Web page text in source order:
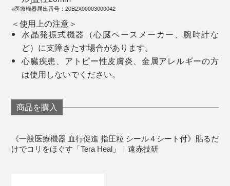
り押さえなくなった。
首肩こり解消はないが、悪化して頭痛が伴うことは
なかった。首は回りやすくなった。
装着後半日ほどで肩こりが治った。
仰向けに寝ると、寝返りや起き上がるときに痛みが
あったが、かなり軽減され、仰向けで問題無く眠れ
洗い物をしている際、中断して腰を伸ばしたり膝を
曲げて腰の負担を減らして作業していたのが、何も
後ろに反るのはまだ怖さがあるが、前屈は怖くなく
なった。
朝の身体が軽く感じるはずです。
目の疲れを感じたら、こめかみにある「太陽」というツ
ボに貼るのもおすすめ。
30分もすると、左足のみ冷えが緩んできて、右足はキン
キンに冷えたまま。
もちろん、熱を加えるわけではないので、ぽっかぽかい
うわけではありませんが、左右の足の温度は明らかに違
※医療機器届出番号：20B2X00003000042
＜使用上の注意＞
水晶発振式機器（心臓ペースメーカー、腕時計な
ど）に支障きたす場合があります。
心臓疾患、アトピー性皮膚炎、金属アレルギーの方
は使用しないでください。
商品を購入
《一般医療機器 血行促進 指圧粒 シール４シート付》貼るだ
けでコリをほぐす「Tera Heal」｜遠赤技研